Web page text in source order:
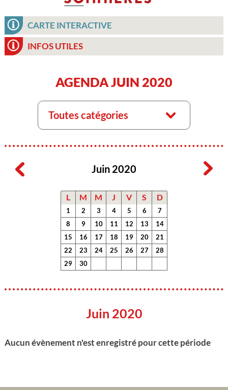
CARTE INTERACTIVE
INFOS UTILES
AGENDA JUIN 2020
Toutes catégories
Juin 2020
L M M J V S D
1 2 3 4 5 6
7
8
9 10 11 12 13
14
15
16 17 18 19 20
21
22
23 24 25 26 27
28
29
30
Juin 2020
Aucun évènement n'est enregistré pour cette période